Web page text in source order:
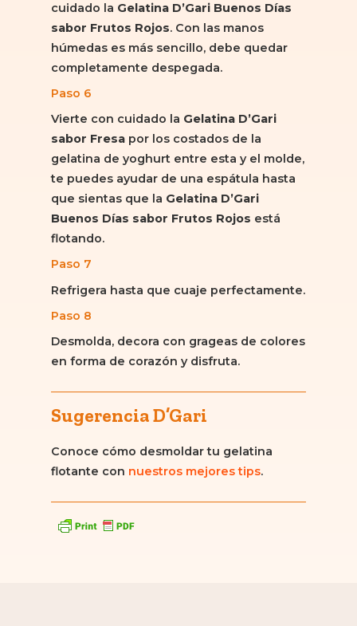
cuidado la Gelatina D’Gari Buenos Días
sabor Frutos Rojos. Con las manos
húmedas es más sencillo, debe quedar
completamente despegada.
Paso 6
Vierte con cuidado la Gelatina D’Gari
sabor Fresa por los costados de la
gelatina de yoghurt entre esta y el molde,
te puedes ayudar de una espátula hasta
que sientas que la Gelatina D’Gari
Buenos Días sabor Frutos Rojos está
flotando.
Paso 7
Refrigera hasta que cuaje perfectamente.
Paso 8
Desmolda, decora con grageas de colores
en forma de corazón y disfruta.
Sugerencia D’Gari
Conoce cómo desmoldar tu gelatina
flotante con nuestros mejores tips.